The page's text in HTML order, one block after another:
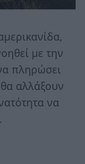
με την
πληρώσει
αλλάξουν
να